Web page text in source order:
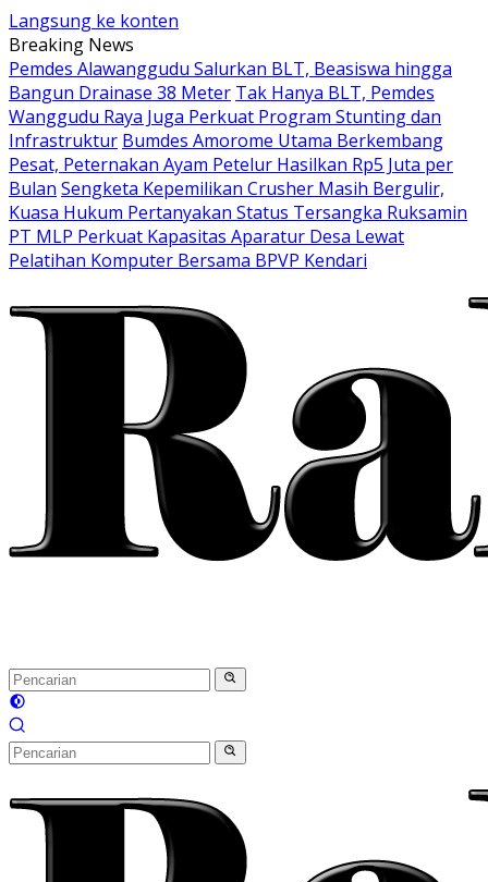
Langsung ke konten
Breaking News
Pemdes Alawanggudu Salurkan BLT, Beasiswa hingga
Bangun Drainase 38 Meter Tak Hanya BLT, Pemdes
Wanggudu Raya Juga Perkuat Program Stunting dan
Infrastruktur Bumdes Amorome Utama Berkembang
Pesat, Peternakan Ayam Petelur Hasilkan Rp5 Juta per
Bulan Sengketa Kepemilikan Crusher Masih Bergulir,
Kuasa Hukum Pertanyakan Status Tersangka Ruksamin
PT MLP Perkuat Kapasitas Aparatur Desa Lewat
Pelatihan Komputer Bersama BPVP Kendari